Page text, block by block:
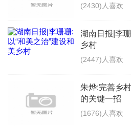
村治理民主化进程的宗族势力
段加以惩治。
二、乡村治理法治化
化。乡村治理处于国家治理体
进乡风文明淳朴、社会和谐有
(2430)人喜欢
湖南日报|李
乡村
(2447)人喜欢
朱烨:完善乡
的关键一招
(1676)人喜欢